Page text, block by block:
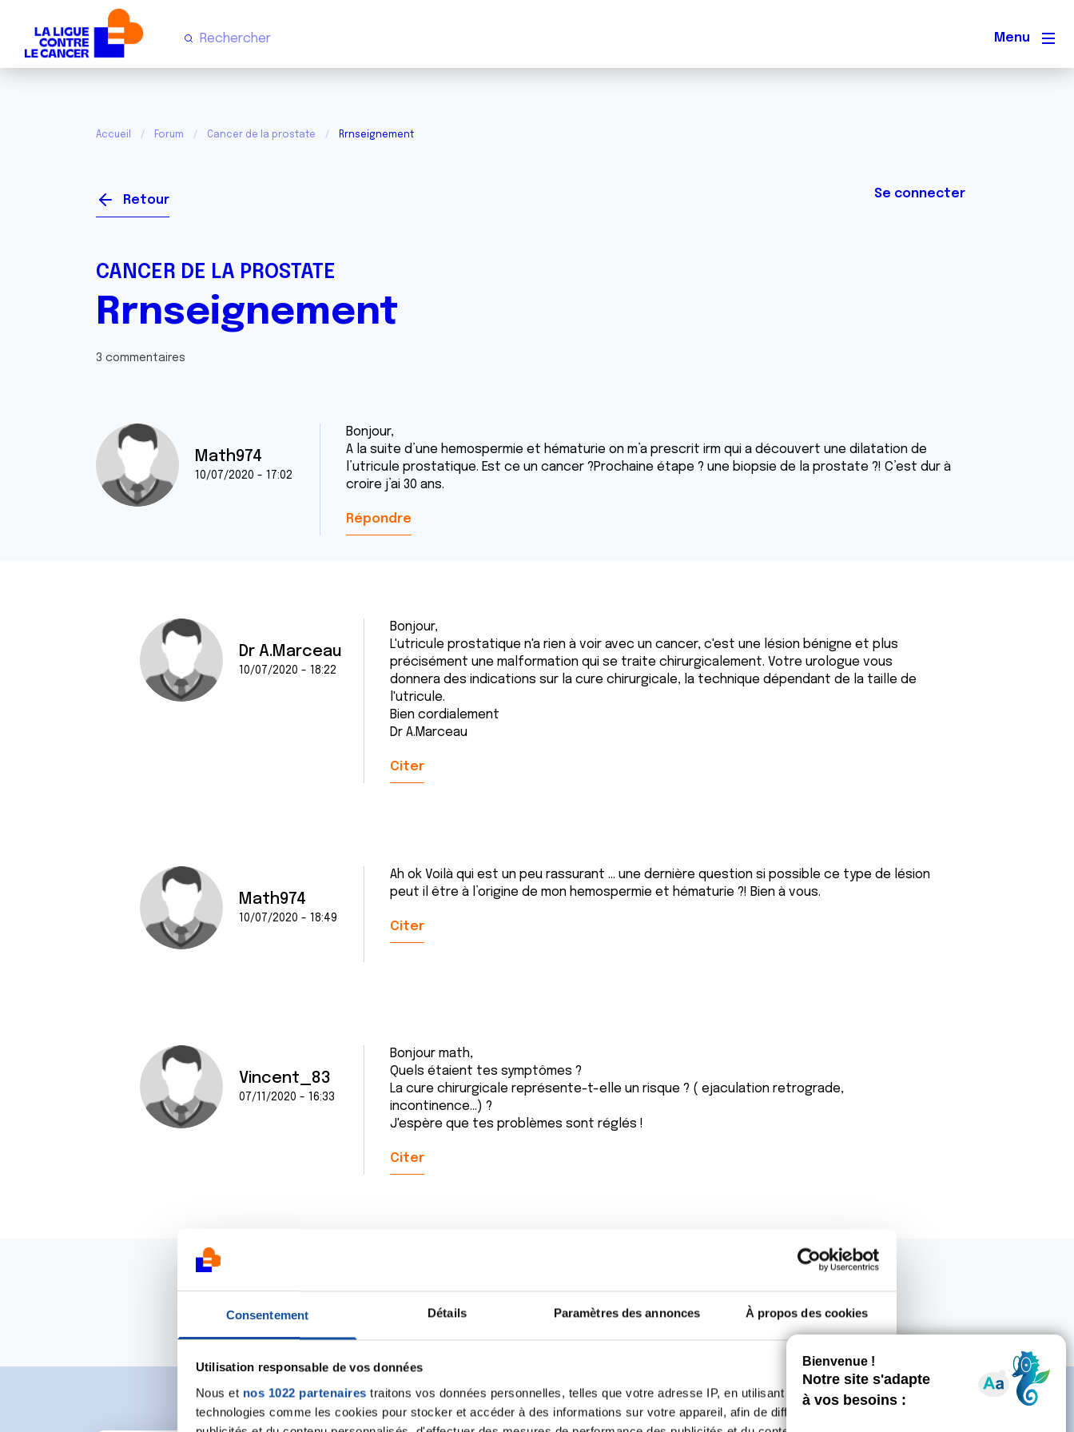
Consentement Détails Paramètres des annonces À propos des cookies
Utilisation responsable de vos données
Nous et nos 1022 partenaires traitons vos données personnelles, telles que votre adresse IP, en utilisant des
technologies comme les cookies pour stocker et accéder à des informations sur votre appareil, afin de diffuser des
Menu
Accueil Forum Cancer de la prostate Rrnseignement
Retour Se connecter
CANCER DE LA PROSTATE
Rrnseignement
3 commentaires
Math974
10/07/2020 - 17:02
Bonjour,
A la suite d’une hemospermie et hématurie on m’a prescrit irm qui a découvert une dilatation de
l’utricule prostatique. Est ce un cancer ?Prochaine étape ? une biopsie de la prostate ?! C’est dur à
croire j’ai 30 ans.
Répondre
Dr A.Marceau
10/07/2020 - 18:22
Bonjour,
L'utricule prostatique n'a rien à voir avec un cancer, c'est une lésion bénigne et plus
précisément une malformation qui se traite chirurgicalement. Votre urologue vous
donnera des indications sur la cure chirurgicale, la technique dépendant de la taille de
l'utricule.
Bien cordialement
Dr A.Marceau
Citer
Math974
10/07/2020 - 18:49
Ah ok Voilà qui est un peu rassurant ... une dernière question si possible ce type de lésion
peut il être à l’origine de mon hemospermie et hématurie ?! Bien à vous.
Citer
Vincent_83
07/11/2020 - 16:33
Bonjour math,
Quels étaient tes symptômes ?
La cure chirurgicale représente-t-elle un risque ? ( ejaculation retrograde,
incontinence...) ?
J'espère que tes problèmes sont réglés !
Citer